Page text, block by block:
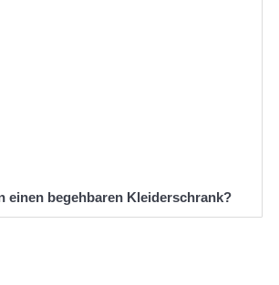
einen begehbaren Kleiderschrank?